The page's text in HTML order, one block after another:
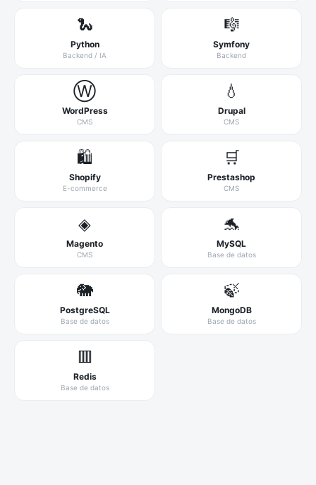
🐍
Python
Backend / IA
🎼
Symfony
Backend
Ⓦ
WordPress
CMS
💧
Drupal
CMS
🛍️
Shopify
E-commerce
🛒
Prestashop
CMS
◈
Magento
CMS
🐬
MySQL
Base de datos
🐘
PostgreSQL
Base de datos
🍃
MongoDB
Base de datos
🟥
Redis
Base de datos